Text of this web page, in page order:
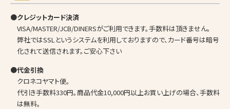
●クレジットカード決済
VISA/MASTER/JCB/DINERSがご利用できます。手数料は頂きません。
弊社ではSSLというシステムを利用しておりますので、カード番号は暗号
化されて送信されます。ご安心下さい
●代金引換
クロネコヤマト便。
代引き手数料330円。商品代金10,000円以上お買い上げの場合、手数料
は無料。